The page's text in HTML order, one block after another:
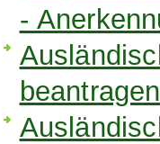
-
beantragen